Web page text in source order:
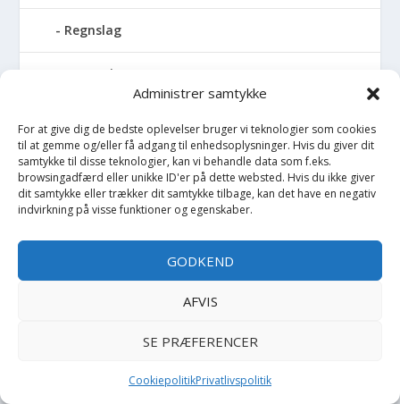
Administrer samtykke
For at give dig de bedste oplevelser bruger vi teknologier som cookies
til at gemme og/eller få adgang til enhedsoplysninger. Hvis du giver dit
samtykke til disse teknologier, kan vi behandle data som f.eks.
browsingadfærd eller unikke ID'er på dette websted. Hvis du ikke giver
dit samtykke eller trækker dit samtykke tilbage, kan det have en negativ
indvirkning på visse funktioner og egenskaber.
GODKEND
AFVIS
SE PRÆFERENCER
CookiepolitikPrivatlivspolitik
Regnslag
Regntøj
Rygsæk
Sandal
Sengehimmel